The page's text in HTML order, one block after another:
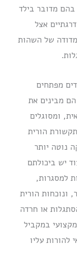
מדובר בילד
אצל
של השהות
מפתחים
מבינים את
ומסוגלים
הורית
נוטה יותר
יש ביכולתם
למסגרות,
ונוכחות הורית
או חרדה
במקביל
עליו